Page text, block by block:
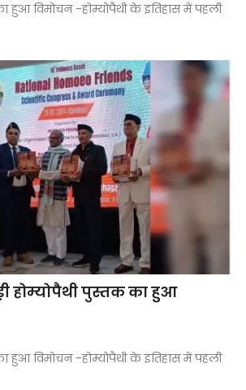
विमोचन -होम्योपैथी के इतिहास में पहली
होम्योपैथी पुस्तक का हुआ
विमोचन -होम्योपैथी के इतिहास में पहली